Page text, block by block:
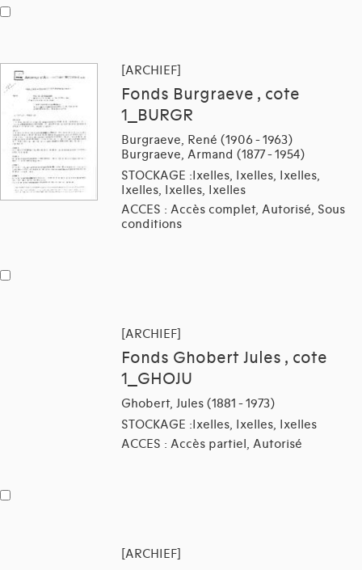
[ARCHIEF]
Fonds Burgraeve , cote
1_BURGR
Burgraeve, René (1906 - 1963)
Burgraeve, Armand (1877 - 1954)
STOCKAGE :Ixelles, Ixelles, Ixelles,
Ixelles, Ixelles, Ixelles
ACCES : Accès complet, Autorisé, Sous
conditions
[ARCHIEF]
Fonds Ghobert Jules , cote
1_GHOJU
Ghobert, Jules (1881 - 1973)
STOCKAGE :Ixelles, Ixelles, Ixelles
ACCES : Accès partiel, Autorisé
[ARCHIEF]